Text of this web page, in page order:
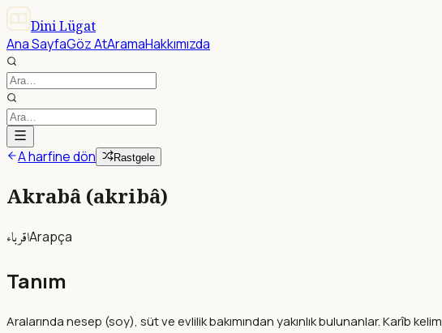
Dini Lügat
Ana SayfaGöz AtAramaHakkımızda
A harfine dön Rastgele
Akrabâ (akribâ)
اقرباءArapça
Tanım
Aralarında nesep (soy), süt ve evlilik bakımından yakınlık bulunanlar. Karîb